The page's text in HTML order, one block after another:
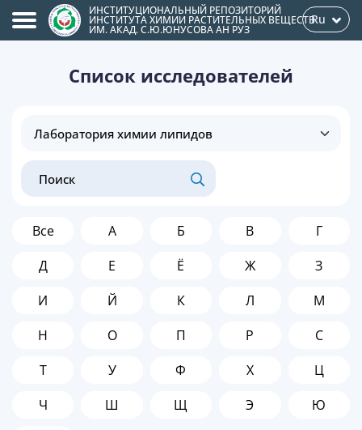
ИНСТИТУЦИОНАЛЬНЫЙ РЕПОЗИТОРИЙ
ИНСТИТУТА ХИМИИ РАСТИТЕЛЬНЫХ ВЕЩЕСТВ
ИМ. АКАД. С.Ю.ЮНУСОВА АН РУЗ
Ru
Список исследователей
Все А Б В
Г
Д
Е Ё Ж
З
И
Й К Л
М
Н
О П Р
С
Т
У Ф Х
Ц
Ч
Ш Щ Э
Ю